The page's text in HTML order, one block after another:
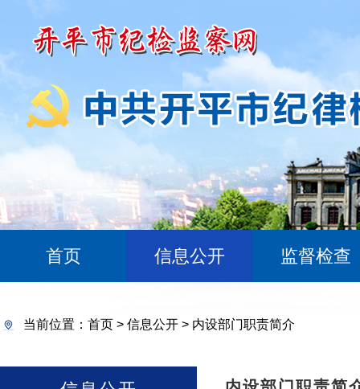
首页 信息公开 监督检查
当前位置： 首页 > 信息公开 > 内设部门职责简介